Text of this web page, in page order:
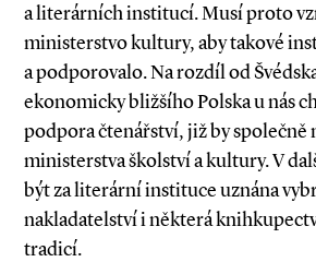
a literárních institucí. Musí proto
ministerstvo kultury, aby takové
a podporovalo. Na rozdíl od
ekonomicky bližšího Polska u nás
podpora čtenářství, již by společně
ministerstva školství a kultury. V
být za literární instituce uznána
nakladatelství i některá
tradicí.